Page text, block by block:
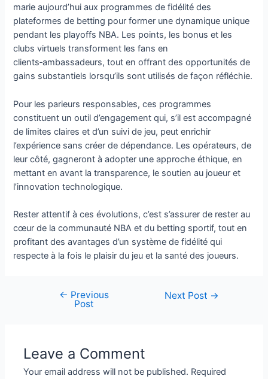
marie aujourd’hui aux programmes de fidélité des
plateformes de betting pour former une dynamique unique
pendant les playoffs NBA. Les points, les bonus et les
clubs virtuels transforment les fans en
clients‑ambassadeurs, tout en offrant des opportunités de
gains substantiels lorsqu’ils sont utilisés de façon réfléchie.
Pour les parieurs responsables, ces programmes
constituent un outil d’engagement qui, s’il est accompagné
de limites claires et d’un suivi de jeu, peut enrichir
l’expérience sans créer de dépendance. Les opérateurs, de
leur côté, gagneront à adopter une approche éthique, en
mettant en avant la transparence, le soutien au joueur et
l’innovation technologique.
Rester attentif à ces évolutions, c’est s’assurer de rester au
cœur de la communauté NBA et du betting sportif, tout en
profitant des avantages d’un système de fidélité qui
respecte à la fois le plaisir du jeu et la santé des joueurs.
navigation
← Previous
Post
Next Post →
Leave a Comment
Your email address will not be published. Required